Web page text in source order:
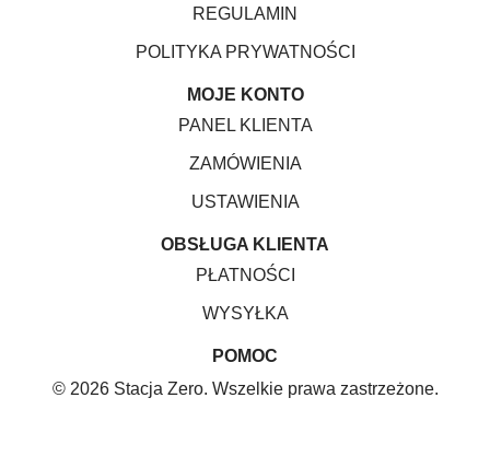
REGULAMIN
POLITYKA PRYWATNOŚCI
MOJE KONTO
PANEL KLIENTA
ZAMÓWIENIA
USTAWIENIA
OBSŁUGA KLIENTA
PŁATNOŚCI
WYSYŁKA
POMOC
© 2026 Stacja Zero. Wszelkie prawa zastrzeżone.